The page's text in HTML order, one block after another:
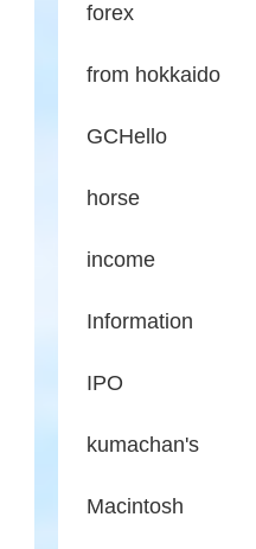
forex
from hokkaido
GCHello
horse
income
Information
IPO
kumachan's
Macintosh